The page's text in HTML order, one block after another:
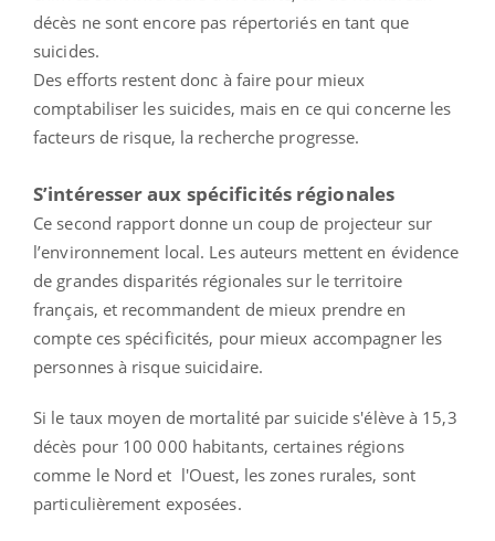
décès ne sont encore pas répertoriés en tant que
suicides.
Des efforts restent donc à faire pour mieux
comptabiliser les suicides, mais en ce qui concerne les
facteurs de risque, la recherche progresse.
S’intéresser aux spécificités régionales
Ce second rapport donne un coup de projecteur sur
l’environnement local. Les auteurs mettent en évidence
de grandes disparités régionales sur le territoire
français, et recommandent de mieux prendre en
compte ces spécificités, pour mieux accompagner les
personnes à risque suicidaire.
Si le taux moyen de mortalité par suicide s'élève à 15,3
décès pour 100 000 habitants, certaines régions
comme le Nord et l'Ouest, les zones rurales, sont
particulièrement exposées.